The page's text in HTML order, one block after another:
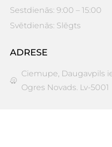
Sestdienās: 9:00 – 15:00
Svētdienās: Slēgts
ADRESE
Ciemupe, Daugavpils
Ogres Novads. Lv-5001